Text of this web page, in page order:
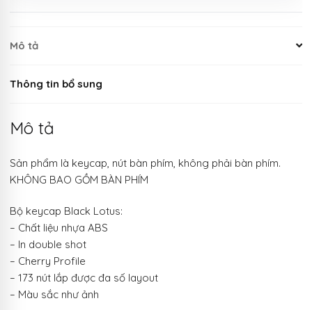
Mô tả
Thông tin bổ sung
Mô tả
Sản phẩm là keycap, nút bàn phím, không phải bàn phím.
KHÔNG BAO GỒM BÀN PHÍM
Bộ keycap Black Lotus:
– Chất liệu nhựa ABS
– In double shot
– Cherry Profile
– 173 nút lắp được đa số layout
– Màu sắc như ảnh